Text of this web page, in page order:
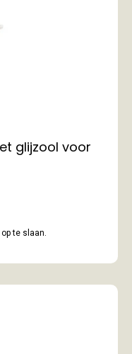
glijzool voor
te slaan.